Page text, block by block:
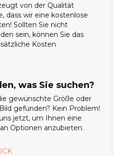
von der Qualität
dass wir eine kostenlose
Sollten Sie nicht
sein, können Sie das
Kosten
was Sie suchen?
gewünschte Größe oder
gefunden? Kein Problem!
jetzt, um Ihnen eine
Optionen anzubieten.